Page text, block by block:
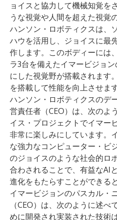
ョイスと協力して機械知覚を
うな視覚や人間を超えた視覚
ハンソン・ロボティクスは、
ハウを活用し、ジョイスに最
作します。このボディーには
ラ3台を備えたイマービジョ
にした視覚野が搭載されます
を搭載して性能を向上させます
ハンソン・ロボティクスのデ
営責任者（CEO）は、次のよ
イス・プロジェクトでイマー
非常に楽しみにしています。
な強力なコンピューター・ビ
のジョイスのような社会的ロ
合わされることで、有益なAI
進化をもたらすことができる
イマービジョンのパスカル・
（CEO）は、次のように述
めに開発され実装された技術